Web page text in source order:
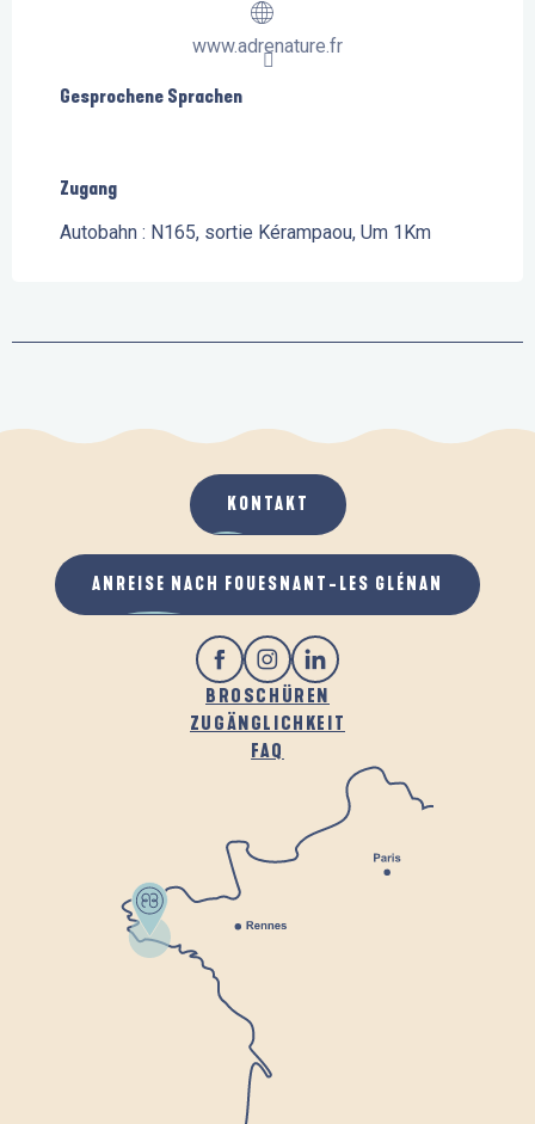
www.adrenature.fr
Gesprochene Sprachen
Gesprochene Sprachen
Zugang
Zugang
Autobahn : N165, sortie Kérampaou, Um 1Km
BROSCHÜREN
ZUGÄNGLICHKEIT
FAQ
KONTAKT
ANREISE NACH FOUESNANT-LES GLÉNAN